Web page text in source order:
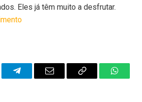
Eles já têm muito a desfrutar.
TelegramEmail
Copy